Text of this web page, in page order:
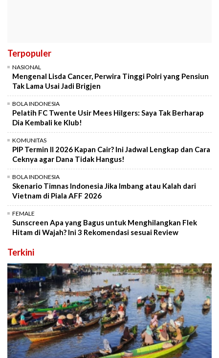
Terpopuler
NASIONAL
Mengenal Lisda Cancer, Perwira Tinggi Polri yang Pensiun
Tak Lama Usai Jadi Brigjen
BOLA INDONESIA
Pelatih FC Twente Usir Mees Hilgers: Saya Tak Berharap
Dia Kembali ke Klub!
KOMUNITAS
PIP Termin II 2026 Kapan Cair? Ini Jadwal Lengkap dan Cara
Ceknya agar Dana Tidak Hangus!
BOLA INDONESIA
Skenario Timnas Indonesia Jika Imbang atau Kalah dari
Vietnam di Piala AFF 2026
FEMALE
Sunscreen Apa yang Bagus untuk Menghilangkan Flek
Hitam di Wajah? Ini 3 Rekomendasi sesuai Review
Terkini